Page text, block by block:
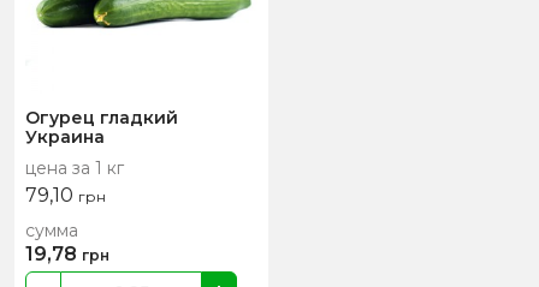
Огурец гладкий
Украина
цена за 1 кг
79,10 грн
сумма
19,78 грн